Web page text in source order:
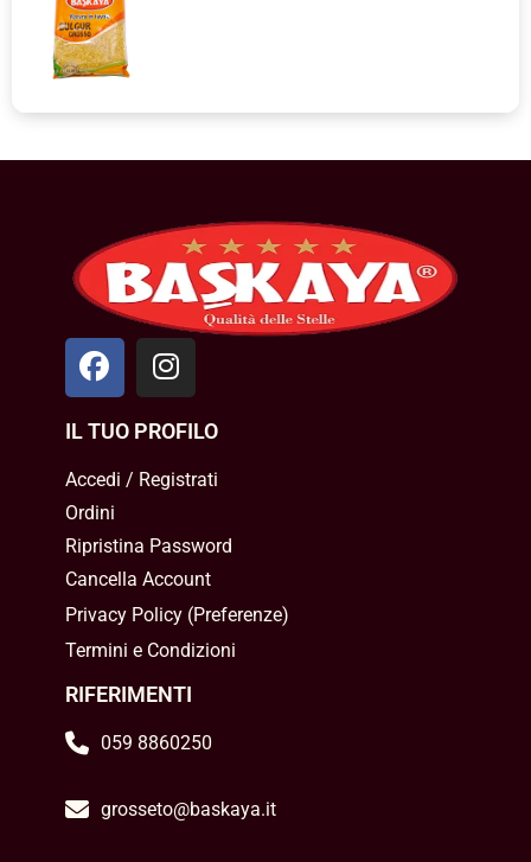
IL TUO PROFILO
Accedi / Registrati
Ordini
Ripristina Password
Cancella Account
Privacy Policy(Preferenze)
Termini e Condizioni
RIFERIMENTI
059 8860250
grosseto@baskaya.it